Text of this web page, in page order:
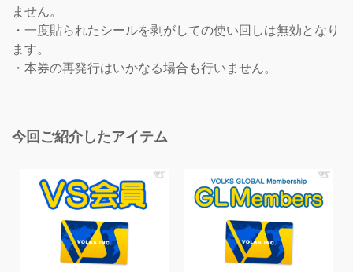
ません。
・一度貼られたシールを剥がしての使い回しは無効となり
ます。
・本券の再発行はいかなる場合も行いません。
今回ご紹介したアイテム